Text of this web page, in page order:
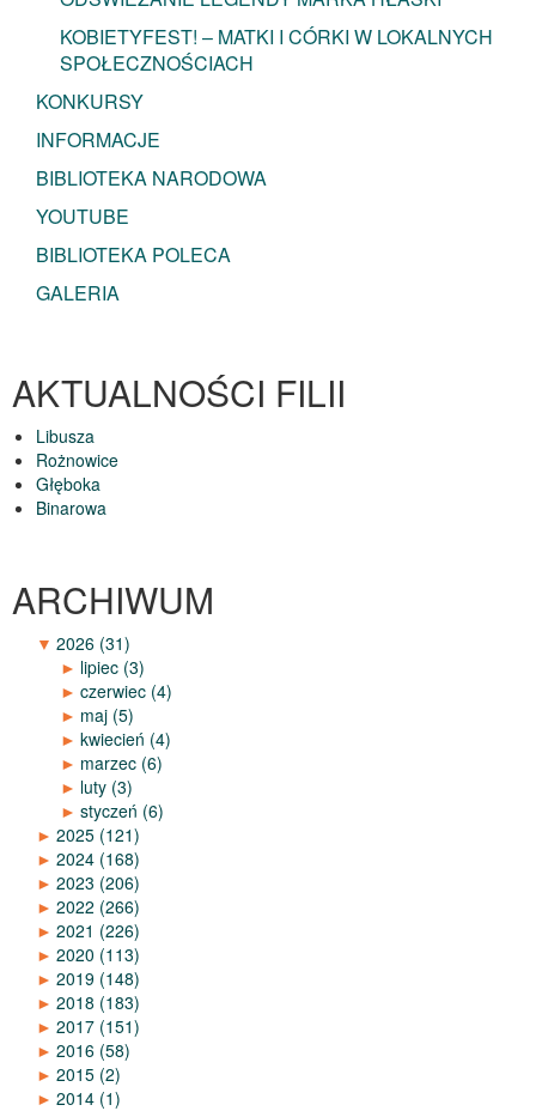
KOBIETYFEST! – MATKI I CÓRKI W LOKALNYCH
SPOŁECZNOŚCIACH
KONKURSY
INFORMACJE
BIBLIOTEKA NARODOWA
YOUTUBE
BIBLIOTEKA POLECA
GALERIA
AKTUALNOŚCI FILII
Libusza
Rożnowice
Głęboka
Binarowa
ARCHIWUM
▼ 2026 (31)
► lipiec (3)
► czerwiec (4)
► maj (5)
► kwiecień (4)
► marzec (6)
► luty (3)
► styczeń (6)
► 2025 (121)
► 2024 (168)
► 2023 (206)
► 2022 (266)
► 2021 (226)
► 2020 (113)
► 2019 (148)
► 2018 (183)
► 2017 (151)
► 2016 (58)
► 2015 (2)
► 2014 (1)